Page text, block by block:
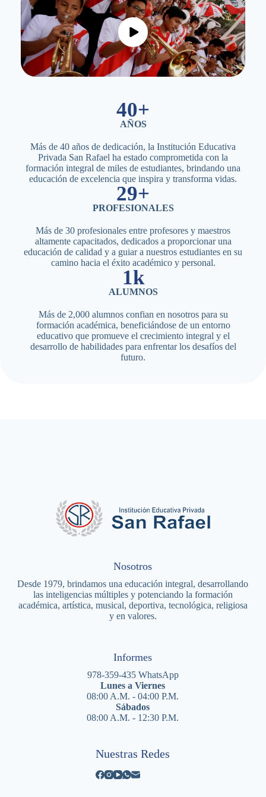
40+
AÑOS
Más de 40 años de dedicación, la Institución Educativa
Privada San Rafael ha estado comprometida con la
formación integral de miles de estudiantes, brindando una
educación de excelencia que inspira y transforma vidas.
30+
PROFESIONALES
Más de 30 profesionales entre profesores y maestros
altamente capacitados, dedicados a proporcionar una
educación de calidad y a guiar a nuestros estudiantes en su
camino hacia el éxito académico y personal.
2k
ALUMNOS
Más de 2,000 alumnos confian en nosotros para su
formación académica, beneficiándose de un entorno
educativo que promueve el crecimiento integral y el
desarrollo de habilidades para enfrentar los desafíos del
futuro.
Nosotros
Desde 1979, brindamos una educación integral, desarrollando
las inteligencias múltiples y potenciando la formación
académica, artística, musical, deportiva, tecnológica, religiosa
y en valores.
Informes
978-359-435 WhatsApp
Lunes a Viernes
08:00 A.M. - 04:00 P.M.
Sábados
08:00 A.M. - 12:30 P.M.
Nuestras Redes